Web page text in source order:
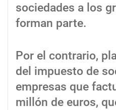
sociedades a los
forman parte.
Por el contrario,
del impuesto de
empresas que
millón de euros,